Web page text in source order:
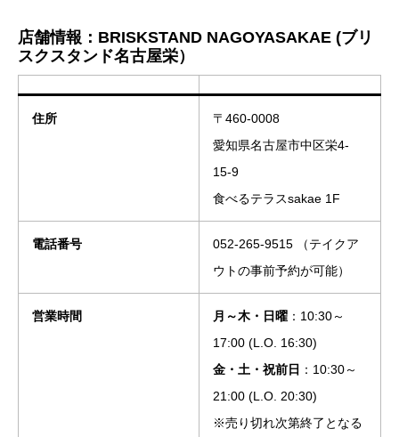
店舗情報：BRISKSTAND NAGOYASAKAE (ブリ
スクスタンド名古屋栄）
住所
〒460-0008
愛知県名古屋市中区栄4-
15-9
食べるテラスsakae 1F
電話番号
052-265-9515 （テイクア
ウトの事前予約が可能）
営業時間 月～木・日曜 ：10:30～
17:00 (L.O. 16:30)
金・土・祝前日 ：10:30～
21:00 (L.O. 20:30)
※売り切れ次第終了となる